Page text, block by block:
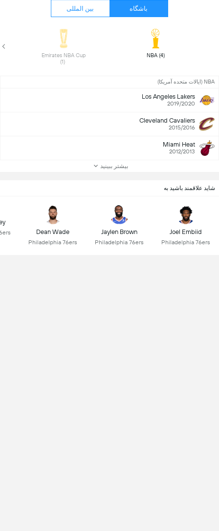
باشگاه بین المللی
NBA (4)
Emirates NBA Cup
NBA (ایالات متحده آمریکا)
Los Angeles Lakers
2019/2020
Cleveland Cavaliers
2015/2016
Miami Heat
2012/2013
بیشتر ببینید
شاید علاقمند باشید به
Joel Embiid
Philadelphia 76ers
Jaylen Brown
Philadelphia 76ers
Dean Wade
Philadelphia 76ers